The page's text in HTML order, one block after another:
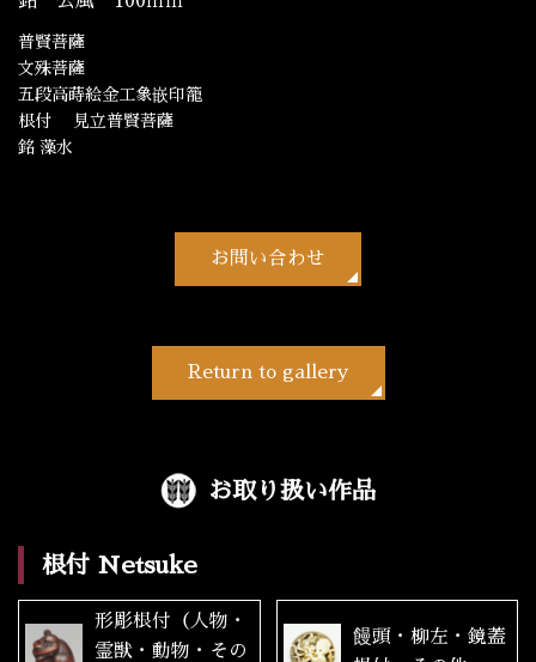
普賢菩薩
文殊菩薩
五段高蒔絵金工象嵌印籠
根付 見立普賢菩薩
銘 藻水
お問い合わせ
Return to gallery
お取り扱い作品
根付 Netsuke
形彫根付（人物・
霊獣・動物・その
饅頭・柳左・鏡蓋